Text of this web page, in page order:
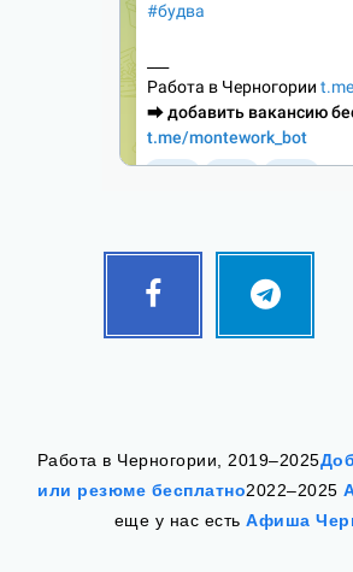
Facebook Telegram
Follow
Работа в Черногории, 2019–2025
или резюме бесплатно2022–2025
еще у нас естьАфиша